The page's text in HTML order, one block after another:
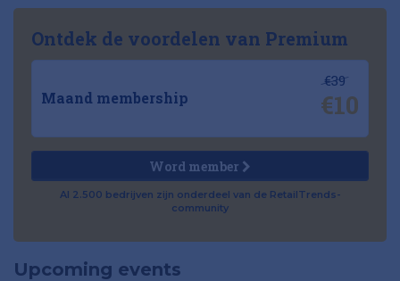
Ontdek de voordelen van Premium
Maand membership
€39
€10
Word member
Al 2.500 bedrijven zijn onderdeel van de RetailTrends-
community
Upcoming events